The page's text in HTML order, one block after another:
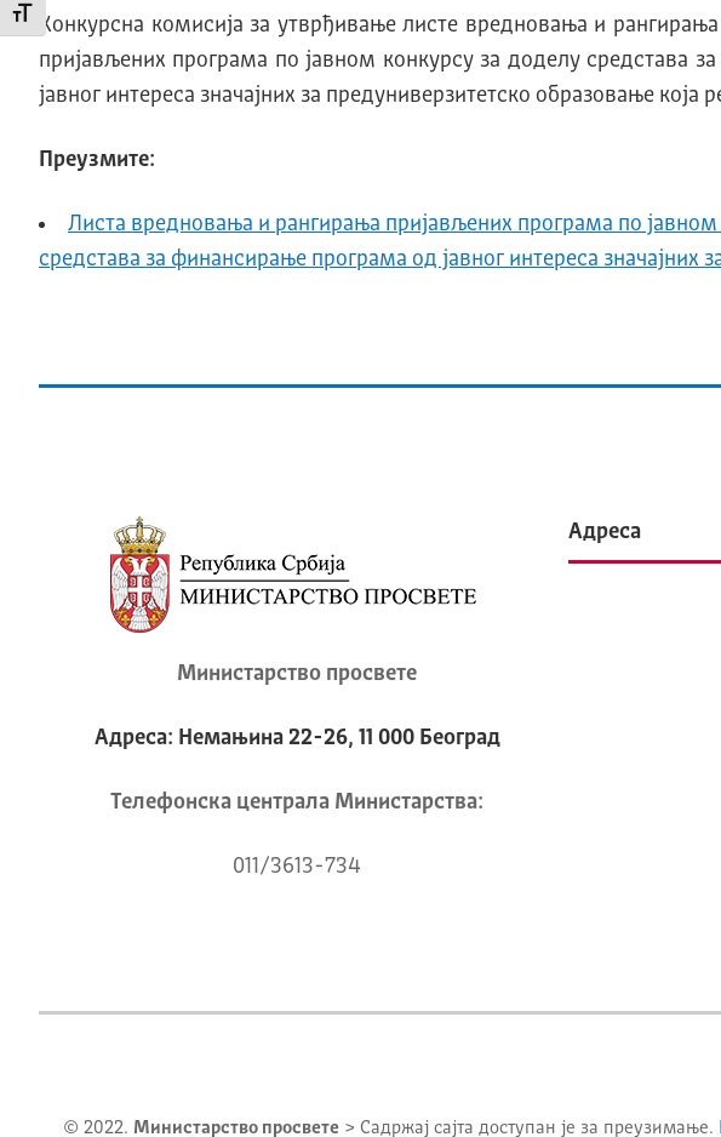
Промени величину слова
Конкурсна комисија за утврђивање листе вредновања и
пријављених програма по јавном конкурсу за доделу средстава
јавног интереса значајних за предуниверзитетско образовање која
Преузмите:
Листа вредновања и рангирања пријављених програма по
средстава за финансирање програма од јавног интереса значајних
Министарство просвете
Адреса: Немањина 22-26, 11 000 Београд
Телeфонска централа Mинистарства:
011/3613-734
Адреса
© 2022. Министарство просвете > Садржај сајта доступан је за преузимање.